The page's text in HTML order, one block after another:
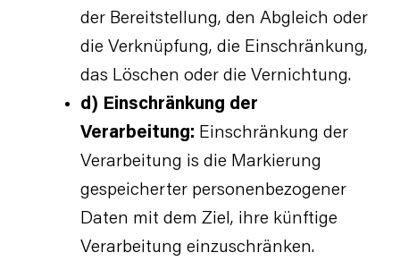
der Bereitstellung, den Abgleich oder
die Verknüpfung, die Einschränkung,
das Löschen oder die Vernichtung.
d) Einschränkung der
Verarbeitung: Einschränkung der
Verarbeitung is die Markierung
gespeicherter personenbezogener
Daten mit dem Ziel, ihre künftige
Verarbeitung einzuschränken.